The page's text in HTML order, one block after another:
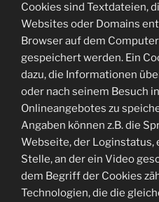
Cookies sind Textdateien,
Websites oder Domains
Browser auf dem
gespeichert werden. Ein
dazu, die Informationen
oder nach seinem Besuch
Onlineangebotes zu
Angaben können z.B. die
Webseite, der Loginstatus,
Stelle, an der ein Video
dem Begriff der Cookies
Technologien, die die